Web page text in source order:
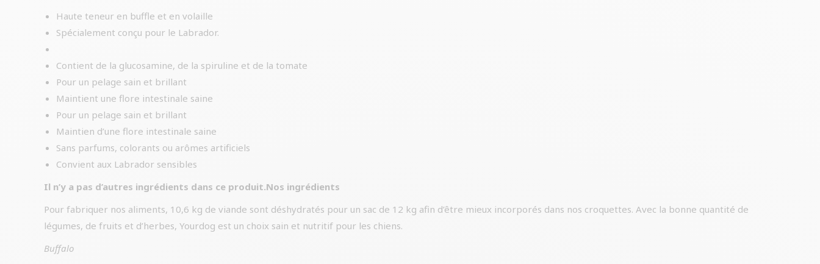
Haute teneur en buffle et en volaille
Spécialement conçu pour le Labrador.
Contient de la glucosamine, de la spiruline et de la tomate
Pour un pelage sain et brillant
Maintient une flore intestinale saine
Pour un pelage sain et brillant
Maintien d’une flore intestinale saine
Sans parfums, colorants ou arômes artificiels
Convient aux Labrador sensibles
Il n’y a pas d’autres ingrédients dans ce produit.Nos ingrédients
Pour fabriquer nos aliments, 10,6 kg de viande sont déshydratés pour un sac de 12 kg afin d’être mieux incorporés dans nos croquettes. Avec la bonne quantité de
légumes, de fruits et d’herbes, Yourdog est un choix sain et nutritif pour les chiens.
Buffalo